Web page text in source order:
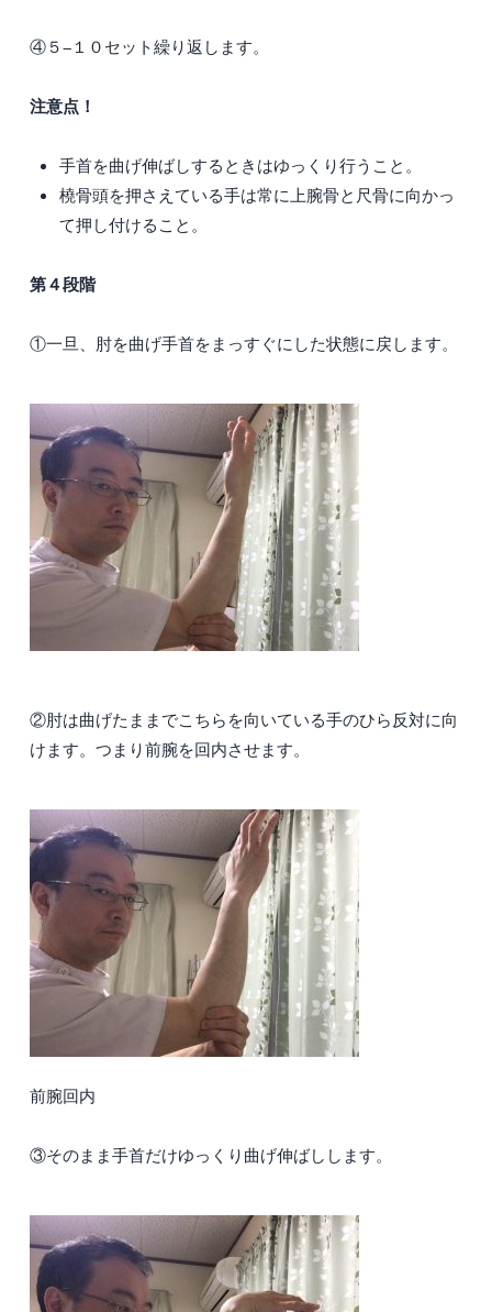
④５−１０セット繰り返します。
注意点！
手首を曲げ伸ばしするときはゆっくり行うこと。
橈骨頭を押さえている手は常に上腕骨と尺骨に向かっ
て押し付けること。
第４段階
①一旦、肘を曲げ手首をまっすぐにした状態に戻します。
②肘は曲げたままでこちらを向いている手のひら反対に向
けます。つまり前腕を回内させます。
前腕回内
③そのまま手首だけゆっくり曲げ伸ばしします。